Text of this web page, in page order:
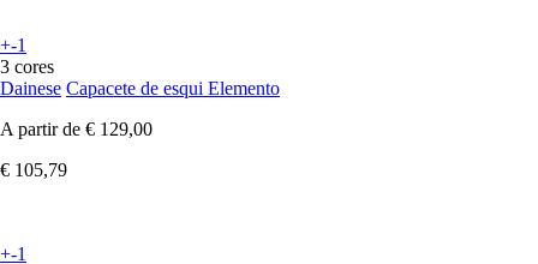
+-1
3 cores
Dainese Capacete de esqui Elemento
A partir de € 129,00
€ 105,79
+-1